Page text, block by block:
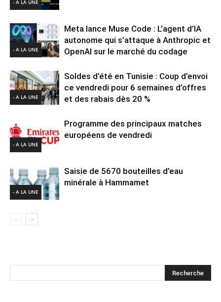
- A LA UNE
- A LA UNE
Meta lance Muse Code : L’agent d’IA
autonome qui s’attaque à Anthropic et
OpenAI sur le marché du codage
- A LA UNE
Soldes d’été en Tunisie : Coup d’envoi
ce vendredi pour 6 semaines d’offres
et des rabais dès 20 %
- A LA UNE
Programme des principaux matches
européens de vendredi
- A LA UNE
Saisie de 5670 bouteilles d’eau
minérale à Hammamet